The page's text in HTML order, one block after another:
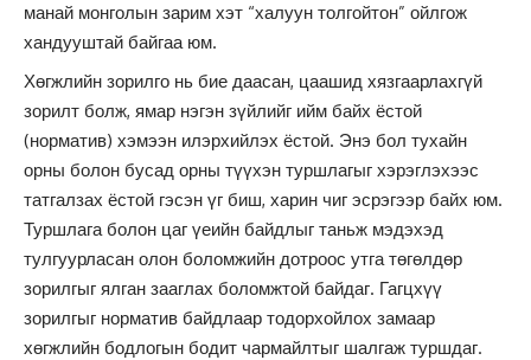
манай монголын зарим хэт “халуун толгойтон” ойлгож
хандууштай байгаа юм.
Хөгжлийн зорилго нь бие даасан, цаашид хязгаарлахгүй
зорилт болж, ямар нэгэн зүйлийг ийм байх ёстой
(норматив) хэмээн илэрхийлэх ёстой. Энэ бол тухайн
орны болон бусад орны түүхэн туршлагыг хэрэглэхээс
татгалзах ёстой гэсэн үг биш, харин чиг эсрэгээр байх юм.
Туршлага болон цаг үеийн байдлыг таньж мэдэхэд
тулгуурласан олон боломжийн дотроос утга төгөлдөр
зорилгыг ялган зааглах боломжтой байдаг. Гагцхүү
зорилгыг норматив байдлаар тодорхойлох замаар
хөгжлийн бодлогын бодит чармайлтыг шалгаж туршдаг.